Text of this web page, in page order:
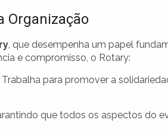
Organização
, que desempenha um papel
e compromisso, o Rotary:
Trabalha para promover a
que todos os aspectos do